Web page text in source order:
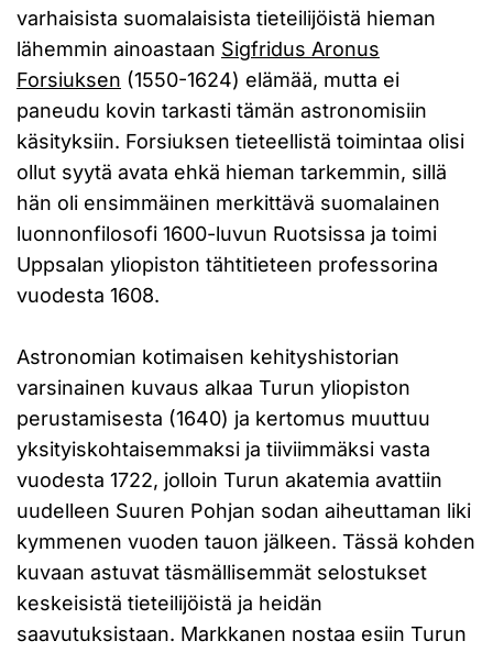
varhaisista suomalaisista tieteilijöistä hieman
lähemmin ainoastaan Sigfridus Aronus
Forsiuksen (1550-1624) elämää, mutta ei
paneudu kovin tarkasti tämän astronomisiin
käsityksiin. Forsiuksen tieteellistä toimintaa olisi
ollut syytä avata ehkä hieman tarkemmin, sillä
hän oli ensimmäinen merkittävä suomalainen
luonnonfilosofi 1600-luvun Ruotsissa ja toimi
Uppsalan yliopiston tähtitieteen professorina
vuodesta 1608.
Astronomian kotimaisen kehityshistorian
varsinainen kuvaus alkaa Turun yliopiston
perustamisesta (1640) ja kertomus muuttuu
yksityiskohtaisemmaksi ja tiiviimmäksi vasta
vuodesta 1722, jolloin Turun akatemia avattiin
uudelleen Suuren Pohjan sodan aiheuttaman liki
kymmenen vuoden tauon jälkeen. Tässä kohden
kuvaan astuvat täsmällisemmät selostukset
keskeisistä tieteilijöistä ja heidän
saavutuksistaan. Markkanen nostaa esiin Turun